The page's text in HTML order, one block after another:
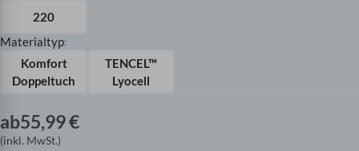
220
Materialtyp:
Komfort
Doppeltuch
TENCEL™
Lyocell
ab55,99€
(inkl. MwSt.)